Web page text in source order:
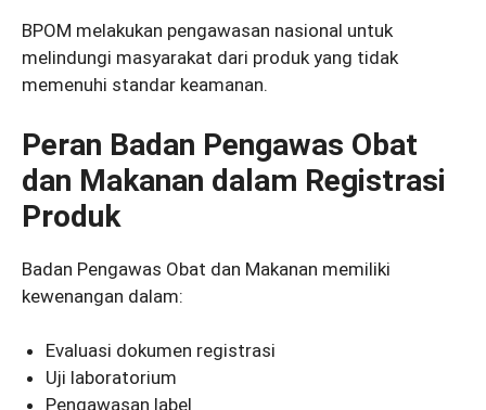
BPOM melakukan pengawasan nasional untuk
melindungi masyarakat dari produk yang tidak
memenuhi standar keamanan.
Peran Badan Pengawas Obat
dan Makanan dalam Registrasi
Produk
Badan Pengawas Obat dan Makanan memiliki
kewenangan dalam:
Evaluasi dokumen registrasi
Uji laboratorium
Pengawasan label